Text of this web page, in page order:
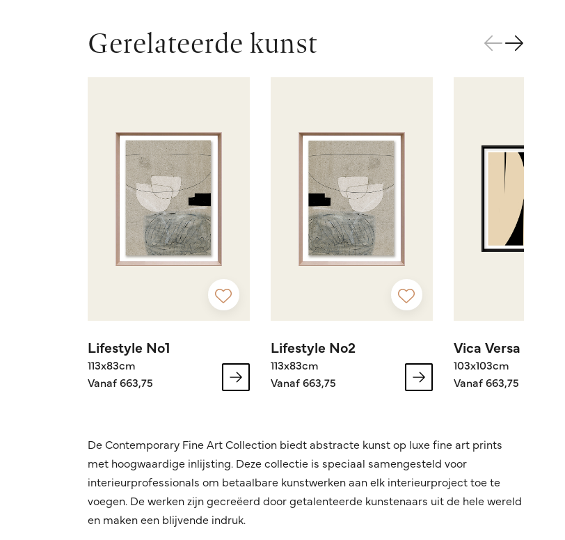
Gerelateerde kunst
Lifestyle No1
113x83cm
Vanaf 663,75
Lifestyle No2
113x83cm
Vanaf 663,75
Vica Versa
103x103cm
Vanaf 663,75
De Contemporary Fine Art Collection biedt abstracte kunst op luxe fine art prints
met hoogwaardige inlijsting. Deze collectie is speciaal samengesteld voor
interieurprofessionals om betaalbare kunstwerken aan elk interieurproject toe te
voegen. De werken zijn gecreëerd door getalenteerde kunstenaars uit de hele wereld
en maken een blijvende indruk.